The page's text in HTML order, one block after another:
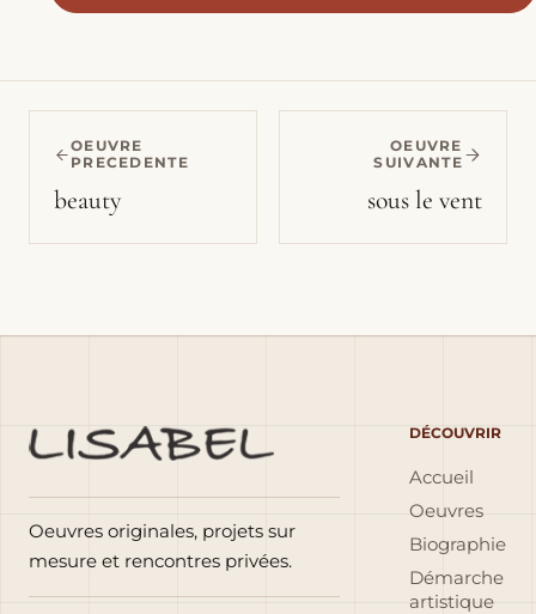
OEUVRE
PRECEDENTE
beauty
OEUVRE
SUIVANTE
sous le vent
Oeuvres originales, projets sur
mesure et rencontres privées.
DÉCOUVRIR
Accueil
Oeuvres
Biographie
Démarche
artistique